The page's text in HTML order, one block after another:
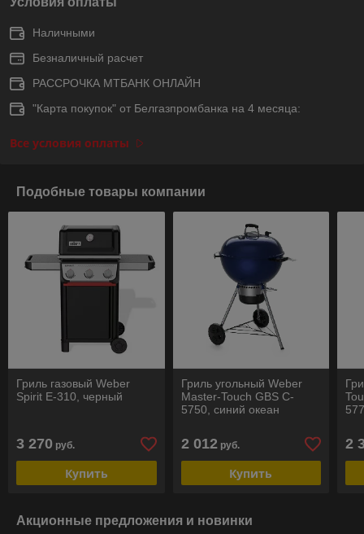
Наличными
Безналичный расчет
РАССРОЧКА МТБАНК ОНЛАЙН
"Карта покупок" от Белгазпромбанка на 4 месяца:
Все условия оплаты
Подобные товары компании
Гриль газовый Weber
Spirit E-310, черный
3 270 руб.
Купить
Гриль угольный Weber
Master-Touch GBS C-
5750, синий океан
2 012руб.
Купить
2
Акционные предложения и новинки